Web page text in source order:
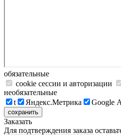
обязательные
cookie сессии и авторизации
необязательные
t
Яндекс.Метрика Google
сохранить
Заказать
Для подтверждения заказа